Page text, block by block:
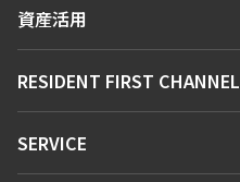
新着情報から探す
お問い合わせ
資産活用
お問い合わせ
RESIDENT FIRST CHANNEL
マンションレポート
SERVICE